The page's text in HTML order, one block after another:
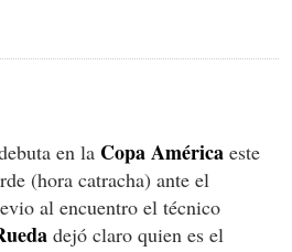
en la Copa América este
(hora catracha) ante el
al encuentro el técnico
dejó claro quien es el